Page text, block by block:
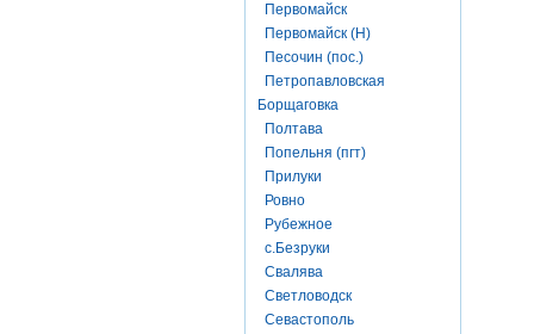
Первомайск
Первомайск (Н)
Песочин (пос.)
Петропавловская
Борщаговка
Полтава
Попельня (пгт)
Прилуки
Ровно
Рубежное
с.Безруки
Свалява
Светловодск
Севастополь